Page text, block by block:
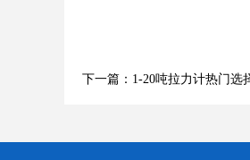
下一篇：1-20吨拉力计热门选